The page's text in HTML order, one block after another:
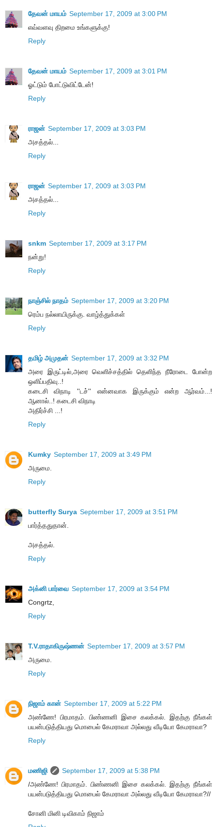
தேவன் மாயம் September 17, 2009 at 3:00 PM
எவ்வளவு திறமை உங்களுக்கு!
Reply
தேவன் மாயம் September 17, 2009 at 3:01 PM
ஓட்டும் போட்டுவிட்டேன்!
Reply
ராஜன் September 17, 2009 at 3:03 PM
அசத்தல்...
Reply
ராஜன் September 17, 2009 at 3:03 PM
அசத்தல்...
Reply
snkm September 17, 2009 at 3:17 PM
நன்று!
Reply
நாஞ்சில் நாதம் September 17, 2009 at 3:20 PM
ரெம்ப நல்லாயிருக்கு. வாழ்த்துக்கள்
Reply
தமிழ் அமுதன் September 17, 2009 at 3:32 PM
அரை இருட்டில்,அரை வெளிச்சத்தில் தெளிந்த நீரோடை போன்ற
ஒளிப்பதிவு..!
கடைசி விநாடி ''டச்'' என்னவாக இருக்கும் என்ற ஆர்வம்...!
ஆனால்..! கடைசி விநாடி
அதிர்ச்சி ...!
Reply
Kumky September 17, 2009 at 3:49 PM
அருமை.
Reply
butterfly Surya September 17, 2009 at 3:51 PM
பார்த்ததுதான்.
அசத்தல்.
Reply
அக்னி பார்வை September 17, 2009 at 3:54 PM
Congrtz,
Reply
T.V.ராதாகிருஷ்ணன் September 17, 2009 at 3:57 PM
அருமை.
Reply
நிஜாம் கான் September 17, 2009 at 5:22 PM
அண்ணே! பிரமாதம். பிண்ணனி இசை கலக்கல். இதற்கு நீங்கள்
பயன்படுத்தியது மொபைல் கேமராவா அல்லது வீடியோ கேமராவா?
Reply
மணிஜி
September 17, 2009 at 5:38 PM
/அண்ணே! பிரமாதம். பிண்ணனி இசை கலக்கல். இதற்கு நீங்கள்
பயன்படுத்தியது மொபைல் கேமராவா அல்லது வீடியோ கேமராவா?//
சோனி மினி டிவிகாம் நிஜாம்